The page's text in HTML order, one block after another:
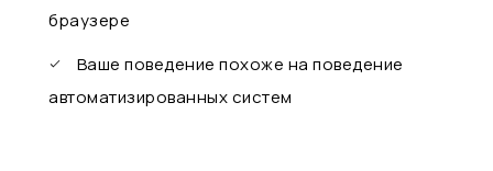
браузере
Ваше поведение похоже на поведение
автоматизированных систем